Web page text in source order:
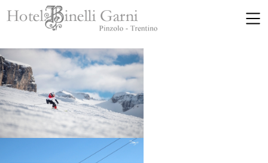
SKIP TO MAIN CONTENT